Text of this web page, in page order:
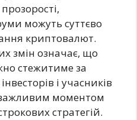
можуть суттєво
криптовалют.
змін означає, що
стежитиме за
і учасників
моментом
стратегій.